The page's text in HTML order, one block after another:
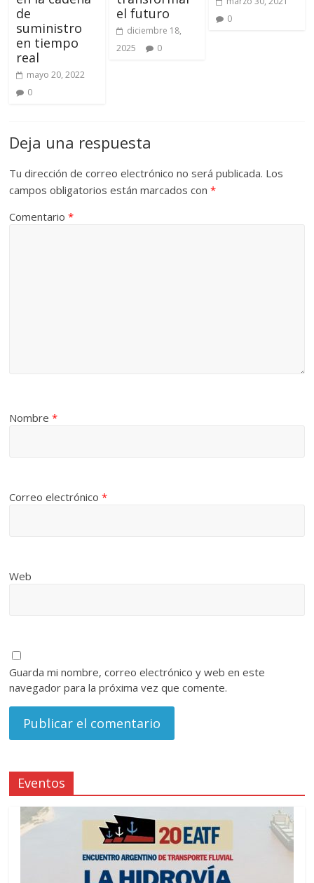
de
suministro
en tiempo
real
mayo 20, 2022
0
el futuro
diciembre 18,
2025
0
0
Deja una respuesta
Tu dirección de correo electrónico no será publicada. Los
campos obligatorios están marcados con*
Comentario*
Nombre*
Correo electrónico*
Web
Guarda mi nombre, correo electrónico y web en este
navegador para la próxima vez que comente.
Eventos